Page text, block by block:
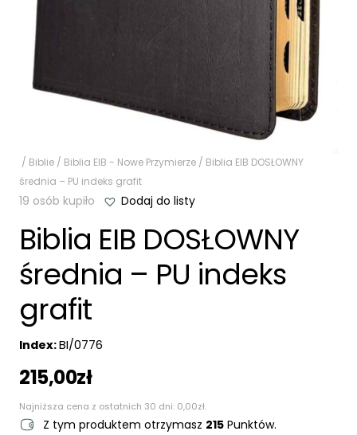
/ Biblie / Biblia EIB - Nowe Przymierze / Biblia EIB DOSŁOWNY
średnia – PU indeks grafit
19 osób kupiło Dodaj do listy
Biblia EIB DOSŁOWNY
średnia – PU indeks
grafit
Index:BI/0776
215,00zł
Najniższa cena z ostatnich 30 dni: 0,00zł.
Z tym produktem otrzymasz 215 Punktów.